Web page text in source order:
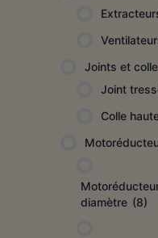
Joints et colle
Joint
Colle
diamètre (8)